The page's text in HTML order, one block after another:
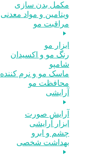
مکمل بدن سازی
ویتامین و مواد معدنی
مراقبت مو
ابزار مو
رنگ مو و اکسیدان
شامپو
ماسک مو و نرم کننده
محافظت مو
آرایشی
آرایش صورت
ابزار آرایشی
چشم و ابرو
بهداشت شخصی